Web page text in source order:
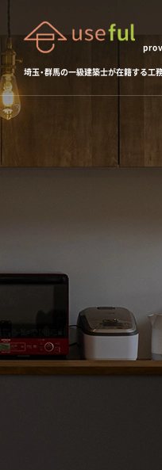
埼玉・群馬の一級建築士が在籍する工